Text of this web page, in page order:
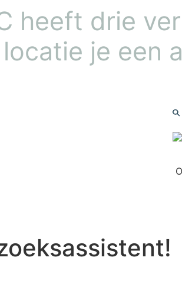
heeft drie
je een